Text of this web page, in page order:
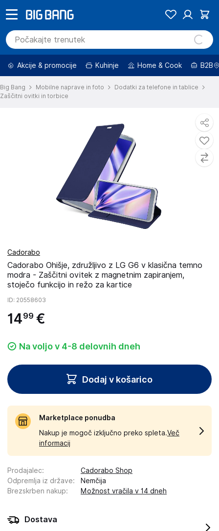
Akcije & promocije Kuhinje Home & Cook B2B
Big Bang Mobilne naprave in foto
Dodatki za telefone in tablice
Zaščitni ovitki in torbice
Cadorabo
Cadorabo Ohišje, združljivo z LG G6 v klasična temno
modra - Zaščitni ovitek z magnetnim zapiranjem,
stoječo funkcijo in režo za kartice
ID: 20558603
1499 €
Na voljo v 4-8 delovnih dneh
Dodaj v košarico
Marketplace ponudba
Nakup je mogoč izključno preko spleta.Več
informacij
Prodajalec:
Cadorabo Shop
Odpremlja iz države:
Nemčija
Brezskrben nakup: Možnost vračila v 14 dneh
Dostava